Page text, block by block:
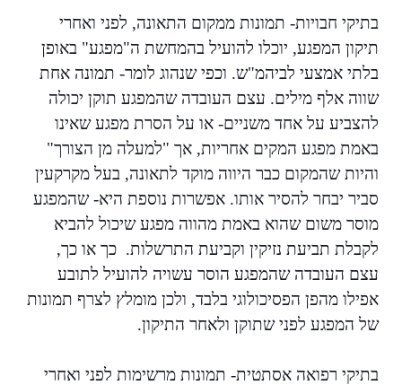
בתיקי חבויות- תמונות ממקום התאונה, לפני ואחרי
תיקון המפגע, יוכלו להועיל בהמחשת ה"מפגע" באופן
בלתי אמצעי לביהמ"ש. וכפי שנהוג לומר- תמונה אחת
שווה אלף מילים. עצם העובדה שהמפגע תוקן יכולה
להצביע על אחד משניים- או על הסרת מפגע שאינו
באמת מפגע המקים אחריות, אך "למעלה מן הצורך"
והיות שהמקום כבר היווה מוקד לתאונה, בעל מקרקעין
סביר יבחר להסיר אותו. אפשרות נוספת היא- שהמפגע
מוסר משום שהוא באמת מהווה מפגע שיכול להביא
לקבלת תביעת נזיקין וקביעת התרשלות. כך או כך,
עצם העובדה שהמפגע הוסר עשויה להועיל לתובע
אפילו מהפן הפסיכולוגי בלבד, ולכן מומלץ לצרף תמונות
של המפגע לפני שתוקן ולאחר התיקון.
בתיקי רפואה אסתטית- תמונות מרשימות לפני ואחרי